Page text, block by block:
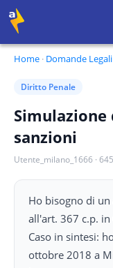
Home · Domande Legali
Diritto Penale
sanzioni
Utente_milano_1666 · 645
Ho bisogno di
all'art. 367 c.p. in
Caso in sintesi:
ottobre 2018 a